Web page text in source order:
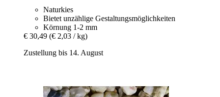
Naturkies
Bietet unzählige Gestaltungsmöglichkeiten
Körnung 1-2 mm
€ 30,49 (€ 2,03 / kg)
Zustellung bis 14. August